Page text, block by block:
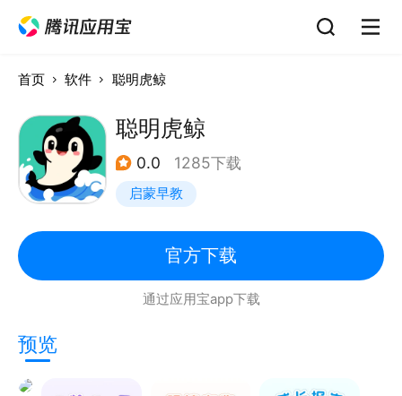
首页 软件 聪明虎鲸
聪明虎鲸
0.0 1285下载
启蒙早教
官方下载
通过应用宝app下载
预览